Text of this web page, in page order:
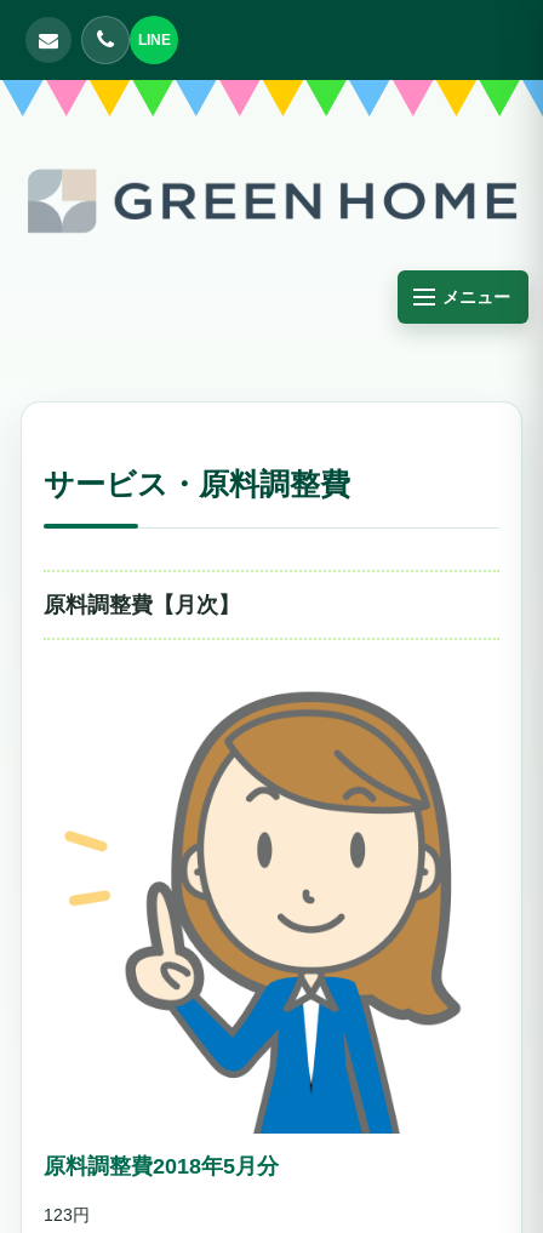
LINE
メニュー
サービス・原料調整費
原料調整費【月次】
原料調整費2018年5月分
123円